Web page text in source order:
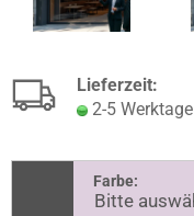
Lieferzeit:
2-5 Werktage
Farbe: